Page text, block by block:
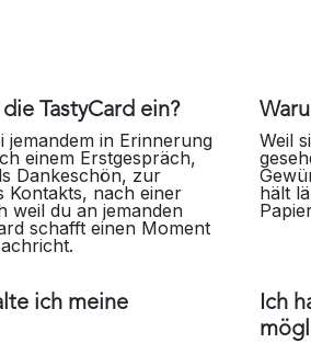
TastyCard ein?
jemandem in Erinnerung
einem Erstgespräch,
Dankeschön, zur
Kontakts, nach einer
weil du an jemanden
schafft einen Moment
Weil
hält
ich meine
Ich